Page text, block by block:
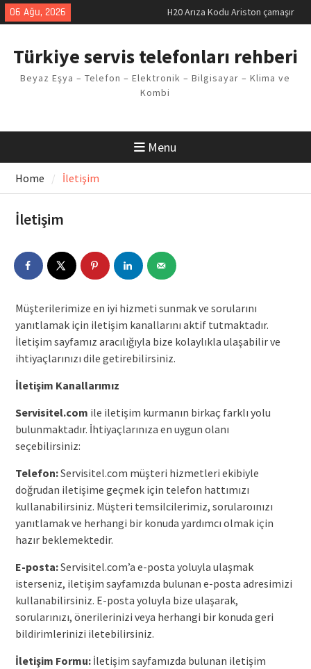
Skip
to
06 Ağu, 2026
H20 Arıza Kodu Ariston çamaşır
makinesi Sorunu
Arçelik buzdolabı F5 Hatası
Vaillant çamaşır makinesi E03
Arıza Kodu
Türkiye servis telefonları rehberi
Beyaz Eşya – Telefon – Elektronik – Bilgisayar – Klima ve
Kombi
Menu
Home İletişim
İletişim
Müşterilerimize en iyi hizmeti sunmak ve sorularını
yanıtlamak için iletişim kanallarını aktif tutmaktadır.
İletişim sayfamız aracılığıyla bize kolaylıkla ulaşabilir ve
ihtiyaçlarınızı dile getirebilirsiniz.
İletişim Kanallarımız
Servisitel.com ile iletişim kurmanın birkaç farklı yolu
bulunmaktadır. İhtiyaçlarınıza en uygun olanı
seçebilirsiniz:
Telefon:Servisitel.com müşteri hizmetleri ekibiyle
doğrudan iletişime geçmek için telefon hattımızı
kullanabilirsiniz. Müşteri temsilcilerimiz, sorularoınızı
yanıtlamak ve herhangi bir konuda yardımcı olmak için
hazır beklemektedir.
E-posta:Servisitel.com’a e-posta yoluyla ulaşmak
isterseniz, iletişim sayfamızda bulunan e-posta adresimizi
kullanabilirsiniz. E-posta yoluyla bize ulaşarak,
sorularınızı, önerilerinizi veya herhangi bir konuda geri
bildirimlerinizi iletebilirsiniz.
İletişim Formu:İletişim sayfamızda bulunan iletişim